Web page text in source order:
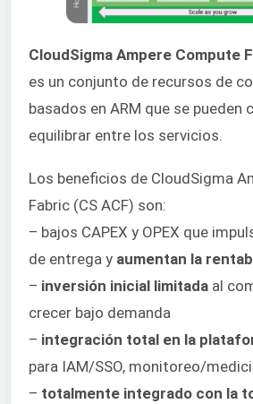
CloudSigma Ampere Compute
es un conjunto de recursos de
basados en ARM que se pueden
equilibrar entre los servicios.
Los beneficios de CloudSigma
Fabric (CS ACF) son:
– bajos CAPEX y OPEX que
de entrega y aumentan la
– inversión inicial limitada al
crecer bajo demanda
– integración total en la
para IAM/SSO, monitoreo/
– totalmente integrado con la